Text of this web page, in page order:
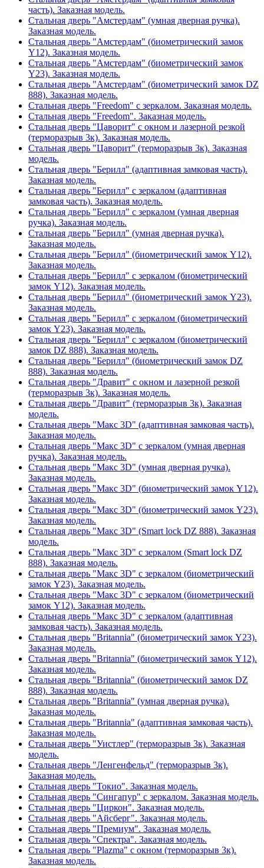
часть). Заказная модель.
Стальная дверь "Амстердам" (умная дверная ручка).
Заказная модель.
Стальная дверь "Амстердам" (биометрический замок
Y12). Заказная модель.
Стальная дверь "Амстердам" (биометрический замок
Y23). Заказная модель.
Стальная дверь "Амстердам" (биометрический замок DZ
888). Заказная модель.
Стальная дверь "Freedom" с зеркалом. Заказная модель.
Стальная дверь "Freedom". Заказная модель.
Стальная дверь "Цаворит" с окном и лазерной резкой
(терморазрыв 3к). Заказная модель.
Стальная дверь "Цаворит" (терморазрыв 3к). Заказная
модель.
Стальная дверь "Берилл" (адаптивная замковая часть).
Заказная модель.
Стальная дверь "Берилл" с зеркалом (адаптивная
замковая часть). Заказная модель.
Стальная дверь "Берилл" с зеркалом (умная дверная
ручка). Заказная модель.
Стальная дверь "Берилл" (умная дверная ручка).
Заказная модель.
Стальная дверь "Берилл" (биометрический замок Y12).
Заказная модель.
Стальная дверь "Берилл" с зеркалом (биометрический
замок Y12). Заказная модель.
Стальная дверь "Берилл" (биометрический замок Y23).
Заказная модель.
Стальная дверь "Берилл" с зеркалом (биометрический
замок Y23). Заказная модель.
Стальная дверь "Берилл" с зеркалом (биометрический
замок DZ 888). Заказная модель.
Стальная дверь "Берилл" (биометрический замок DZ
888). Заказная модель.
Стальная дверь "Дравит" с окном и лазерной резкой
(терморазрыв 3к). Заказная модель.
Стальная дверь "Дравит" (терморазрыв 3к). Заказная
модель.
Стальная дверь "Макс 3D" (адаптивная замковая часть).
Заказная модель.
Стальная дверь "Макс 3D" с зеркалом (умная дверная
ручка). Заказная модель.
Стальная дверь "Макс 3D" (умная дверная ручка).
Заказная модель.
Стальная дверь "Макс 3D" (биометрический замок Y12).
Заказная модель.
Стальная дверь "Макс 3D" (биометрический замок Y23).
Заказная модель.
Стальная дверь "Макс 3D" (Smart lock DZ 888). Заказная
модель.
Стальная дверь "Макс 3D" с зеркалом (Smart lock DZ
888). Заказная модель.
Стальная дверь "Макс 3D" с зеркалом (биометрический
замок Y23). Заказная модель.
Стальная дверь "Макс 3D" с зеркалом (биометрический
замок Y12). Заказная модель.
Стальная дверь "Макс 3D" с зеркалом (адаптивная
замковая часть). Заказная модель.
Стальная дверь "Britannia" (биометрический замок Y23).
Заказная модель.
Стальная дверь "Britannia" (биометрический замок Y12).
Заказная модель.
Стальная дверь "Britannia" (биометрический замок DZ
888). Заказная модель.
Стальная дверь "Britannia" (умная дверная ручка).
Заказная модель.
Стальная дверь "Britannia" (адаптивная замковая часть).
Заказная модель.
Стальная дверь "Уистлер" (терморазрыв 3к). Заказная
модель.
Стальная дверь "Ленгенфельд" (терморазрыв 3к).
Заказная модель.
Стальная дверь "Токио". Заказная модель.
Стальная дверь "Сингапур" с зеркалом. Заказная модель.
Стальная дверь "Циркон". Заказная модель.
Стальная дверь "Айсберг". Заказная модель.
Стальная дверь "Премиум". Заказная модель.
Стальная дверь "Спектра". Заказная модель.
Стальная дверь "Plazma" с окном (терморазрыв 3к).
Заказная модель.